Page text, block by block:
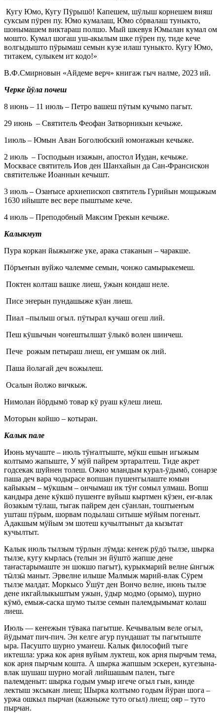
Кугу Юмо, Кугу Пӱрышӧ! Капешем, шӱлыш корнешем вияш
суксым пӱрен пу. Юмо кумалаш, Юмо сӧрвалаш туныкто,
шонымашем виктараш полшо. Мый шкевуя Юмылан кумал ом
мошто. Кумал шогаш уш-акылым шке пӱрен пу, тиде кече
волгыдышто пӱрымаш семын кузе илаш туныкто. Кугу Юмо,
титакем, сулыкем ит кодо!»
В.Ф.Смирновын «Айдеме верч» книгаж гыч налме, 2023 ий.
Черке йӱла почеш
8 июнь – 11 июль – Петро вашеш пӱтым кучымо пагыт.
29 июнь – Святитель Феофан Затворникын кечыже.
1июль – Юмын Аван Боголюбский юмоҥажын кечыже.
2 июль – Господьын изажын, апостол Иудан, кечыже.
Москвасе святитель Иов ден Шанхайын да Сан-Франсискон
святительже Иоаннын кечышт.
3 июль – Озаҥысе архиепископ святитель Гурийын мощыжым
1630 ийыште вес вере пыштыме кече.
4 июль – Преподобный Максим Грекын кечыже.
Калыкмут
Пура коркан йыжыҥже уке, арака стаканын – чаракше.
Пӧръеҥын вуйжо чалемме семын, чонжо самырыкемеш.
Поктен колташ вашке лиеш, ӱжын кондаш неле.
Писе эҥерын пундашыже кӱан лиеш.
Пиал –пылыш огыл. пӱтырал кучаш огеш лий.
Пеш кӱшычын чоҥештылшат ӱлыкӧ волен шинчеш.
Пече рожым петыраш лиеш, еҥ умшам ок лий.
Паша йолагай деч вожылеш.
Осалын йолжо вичкыж.
Нимолан йӧрдымӧ товар кӱ руаш кӱлеш лиеш.
Моторын койшо – котыран.
Калык пале
Июнь мучаште – июль тӱҥалтыште, мӱкш ешын игыжым
колтымо жапыште, У мӱй пайрем эртаралтеш. Тиде акрет
годсекак шуйнен толеш. Ожно мландым курал-ӱдымӧ, сонарзе
паша деч вара чодырасе вопшан пушеҥгылаште юмын
кайыкым – мӱкшым – ончымаш ик тӱҥ сомыл улмаш. Вопш
кандыра дене кӱкшӧ пушеҥге вуйыш кыртмен кӱзен, еҥ-влак
йозакым тӱлаш, тыгак пайрем ден сӱанлан, тоштыеҥым
ушташ пӱрым, шорвам подылаш ситыше мӱйым погеныт.
Адакшым мӱйым эм шотеш кучылтыныт да кызытат
кучылтыт.
Калык июль тылзым тӱрлын лӱмда: кеҥеж рӱдӧ тылзе, шырка
тылзе, кугу кырлась (телын эн йӱштӧ жапше дене
таҥастарымаште эн шокшо пагыт), курыкмарий велне ӹнгыж
тӹлзӹ маныт. Эрвелне илыше Малмыж марий-влак Сӱрем
тылзе малдат. Моркысо Ӱшӱт ден Вончо велне, июнь тылзе
дене икгайлыкыштым ужын, ӱдыр модмо (орымо), шурно
кӱмӧ, емыж-саска шумо тылзе семын палемдымымат колаш
лиеш.
Июль — кеҥежын тӱвака пагытше. Кечывалым веле огыл,
йӱдымат пич-пич. Эн келге агур пундашат ты пагытыште
ыра. Пасушто шурно умаҥеш. Калык философий тыге
иктешла: уржа кок арня вуйым луктеш, кок арня пырчым тема,
кок арня пырчым кошта. А шырка жапшым эскерен, кугезына-
влак шушаш шурно могай лийшашым пален, тыге
палемденыт: шырка годым умыр игече огыл гын, кинде
лектыш эксыкан лиеш; Шырка колтымо годым йӱран шога –
уржа ошкыл пырчан (кажныже туто огыл) лиеш; ояр – туто
пырчан.